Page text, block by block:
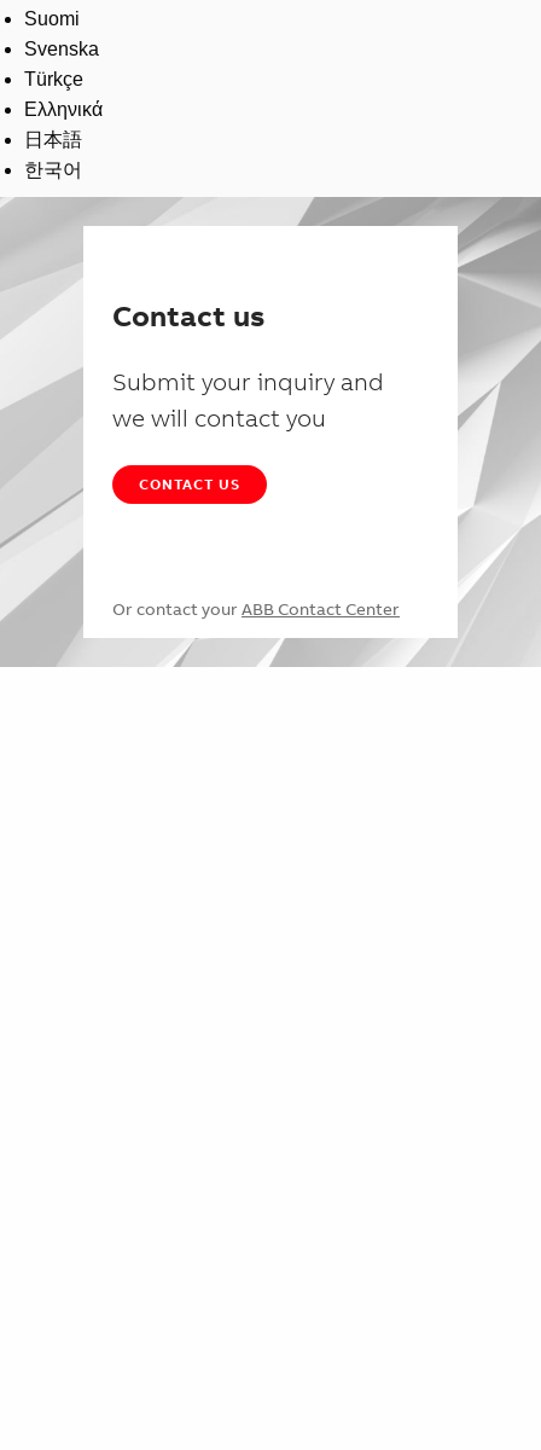
Suomi
Svenska
Türkçe
Ελληνικά
日本語
한국어
Contact us
Submit your inquiry and
we will contact you
CONTACT US
Or contact your ABB Contact Center